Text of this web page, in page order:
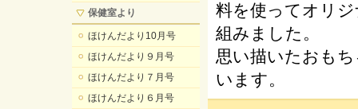
保健室より
ほけんだより10月号
ほけんだより９月号
ほけんだより７月号
ほけんだより６月号
料を使ってオリ
組みました。
思い描いたおも
います。